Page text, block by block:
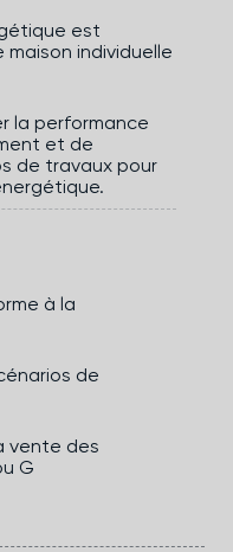
est
individuelle
la performance
et de
de travaux pour
à la
de
vente des
G